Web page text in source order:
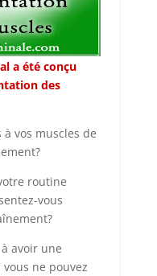
a été conçu
des
vos muscles de
routine
vous
avoir une
ne pouvez